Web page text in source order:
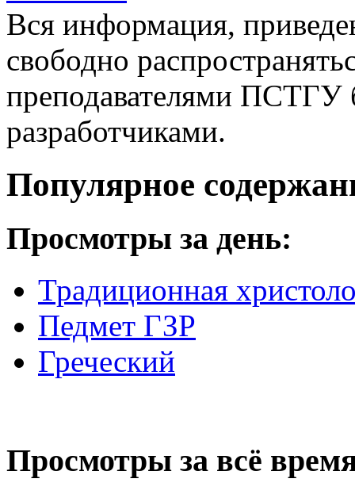
Вся информация,
свободно
преподавателями ПСТГУ
разработчиками.
Популярное
Просмотры за день:
Традиционная
Педмет ГЗР
Греческий
Просмотры за всё